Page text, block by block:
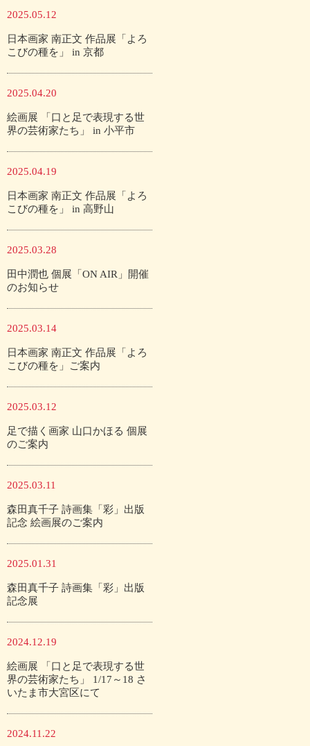
2025.05.12
日本画家 南正文 作品展「よろ
こびの種を」 in 京都
2025.04.20
絵画展 「口と足で表現する世
界の芸術家たち」 in 小平市
2025.04.19
日本画家 南正文 作品展「よろ
こびの種を」 in 高野山
2025.03.28
田中潤也 個展「ON AIR」開催
のお知らせ
2025.03.14
日本画家 南正文 作品展「よろ
こびの種を」ご案内
2025.03.12
足で描く画家 山口かほる 個展
のご案内
2025.03.11
森田真千子 詩画集「彩」出版
記念 絵画展のご案内
2025.01.31
森田真千子 詩画集「彩」出版
記念展
2024.12.19
絵画展 「口と足で表現する世
界の芸術家たち」 1/17～18 さ
いたま市大宮区にて
2024.11.22